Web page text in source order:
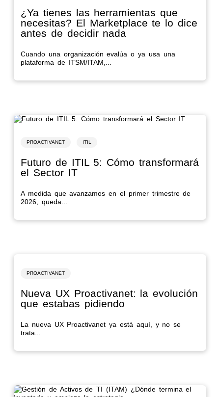
¿Ya tienes las herramientas que
necesitas? El Marketplace te lo dice
antes de decidir nada
Cuando una organización evalúa o ya usa una
plataforma de ITSM/ITAM,...
PROACTIVANET ITIL
Futuro de ITIL 5: Cómo transformará
el Sector IT
A medida que avanzamos en el primer trimestre de
2026, queda...
PROACTIVANET
Nueva UX Proactivanet: la evolución
que estabas pidiendo
La nueva UX Proactivanet ya está aquí, y no se
trata...